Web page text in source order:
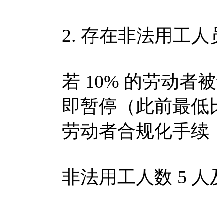
2. 存在非法用工人
若 10% 的劳动者
即暂停（此前最低
劳动者合规化手续
非法用工人数 5 人